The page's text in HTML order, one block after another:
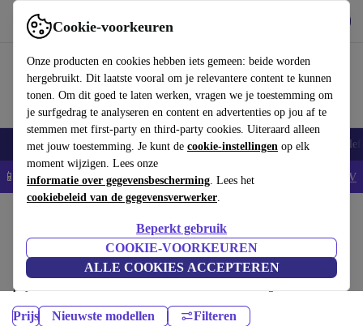
Cookie-voorkeuren
Onze producten en cookies hebben iets gemeen: beide worden
hergebruikt. Dit laatste vooral om je relevantere content te kunnen
tonen. Om dit goed te laten werken, vragen we je toestemming om
je surfgedrag te analyseren en content en advertenties op jou af te
stemmen met first-party en third-party cookies. Uiteraard alleen
met jouw toestemming. Je kunt de cookie-instellingen op elk
moment wijzigen. Lees onze
informatie over gegevensbescherming. Lees het
cookiebeleid van de gegevensverwerker.
Beperkt gebruik
COOKIE-VOORKEUREN
ALLE COOKIES ACCEPTEREN
Gebruik refurbed snel en eenvoudig
Smartphones Laptops Tablets Smartwatches Accessoires
📱5% EXTRA korting op alle iPhones – Code: IPHONEDEAL - AV
Nokia Mobiele Telefoons:
Hoogwaardige refurbished Nokia Mobiele Telefoons voor een geweldige
prijs. Jouw duurzame keuze met minimaal 12 maanden garantie.
Prijs Nieuwste modellen Filteren